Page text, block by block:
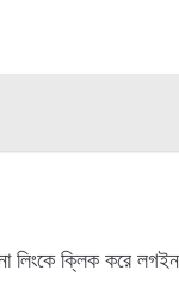
লিংকে ক্লিক করে